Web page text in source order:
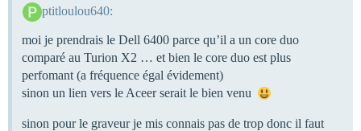
ptitloulou640:
moi je prendrais le Dell 6400 parce qu’il a un core duo
comparé au Turion X2 … et bien le core duo est plus
perfomant (a fréquence égal évidement)
sinon un lien vers le Aceer serait le bien venu
sinon pour le graveur je mis connais pas de trop donc il faut